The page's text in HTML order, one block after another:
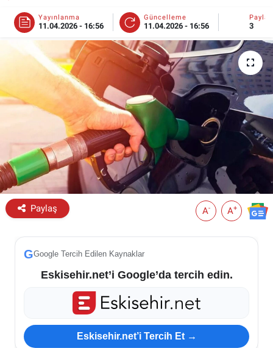
Yayınlanma
11.04.2026 - 16:56
Güncelleme
11.04.2026 - 16:56 3
Paylaş A- A+
GGoogle Tercih Edilen Kaynaklar
Eskisehir.net’i Google’da tercih edin.
Eskisehir.net’i Tercih Et →
ESKİŞEHİR NÖBETÇİ ECZANELER
Eskişehir Haber İçerikleri
Eskişehir Hava Durumu
Eskişehir Tramvay Saatleri
Eskişehir Otobüs Saatleri